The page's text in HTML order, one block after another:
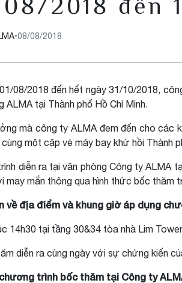
2018 đến
•08/08/2018
08/2018 đến hết ngày 31/10/2018,
ALMA tại Thành phố Hồ Chí Minh.
mà công ty ALMAđem đến cho các
cùng một cặp vé máy bay khứ hồi Thành
diễn ra tại văn phòng Công ty ALMA
may mắn thông qua hình thức bốc thăm
về địa điểm và khung giờ áp dụng
14h30 tại tầng 30&34 tòa nhà Lim
diễn ra cùng ngày với sự chứng kiến
trình bốc thăm tại Công ty